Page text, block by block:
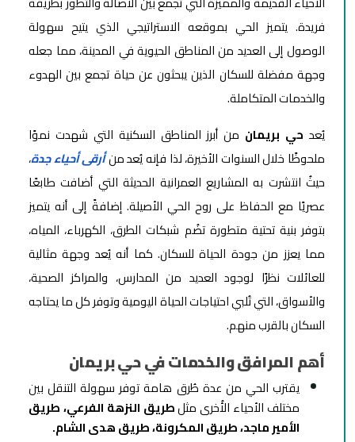
فريدة. يتميز الحي بموقعه الاستراتيجي الذي يتيح سهولة
الوصول إلى العديد من المناطق الحيوية في المدينة، مما جعله
وجهة مفضلة للسكان الذين يبحثون عن حياة تجمع بين الهدوء
والخدمات المتكاملة.
يُعد حي بريمان من أبرز المناطق السكنية التي شهدت نموًا
ملحوظًا خلال السنوات الأخيرة، لذا فإنه يُعد منأرقى أحياء جدة،
حيثُ انتشرت به المشاريع العمرانية الحديثة التي أضافت طابعًا
عصريًا مع الحفاظ على روح الحي الأصيلة. إضافةً إلى أنه يتميز
بتوفر بنية تحتية متطورة تضُم شبكات الطرق، الكهرباء، المياه،
مما يعزز من جودة الحياة للسكان. كما أنه يُعد وجهة مثالية
للعائلات نظرًا لوجود العديد من المدارس، والمراكز الصحية،
والأسواق، التي تُلبي احتياجات الحياة اليومية وتوفر كل ما يحتاجه
السكان بالقرب منهم.
أهم المرافق والخدمات في حي بريمان
يقترب الحي من عدة طُرق هامة توفر سهولة التنقل بين
مختلف الأحياء الأُخرى مثلطريق النزهة الفرعي، طريق
الأمير ماجد، طريق المكرونة، طريق هدى الشام.